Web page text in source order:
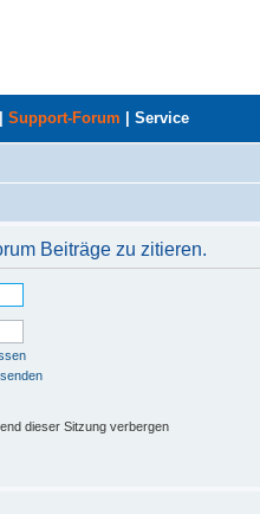
Support-Forum Service
Beiträge zu zitieren.
dieser Sitzung verbergen